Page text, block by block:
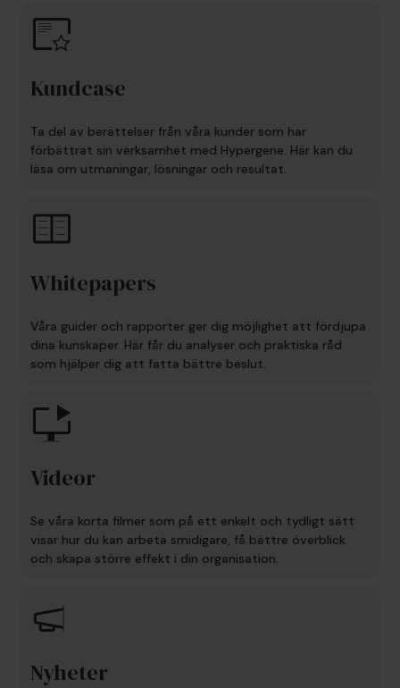
Kundcase
Ta del av berättelser från våra kunder som har
förbättrat sin verksamhet med Hypergene. Här kan du
läsa om utmaningar, lösningar och resultat.
Whitepapers
Våra guider och rapporter ger dig möjlighet att fördjupa
dina kunskaper. Här får du analyser och praktiska råd
som hjälper dig att fatta bättre beslut.
Videor
Se våra korta filmer som på ett enkelt och tydligt sätt
visar hur du kan arbeta smidigare, få bättre överblick
och skapa större effekt i din organisation.
Nyheter